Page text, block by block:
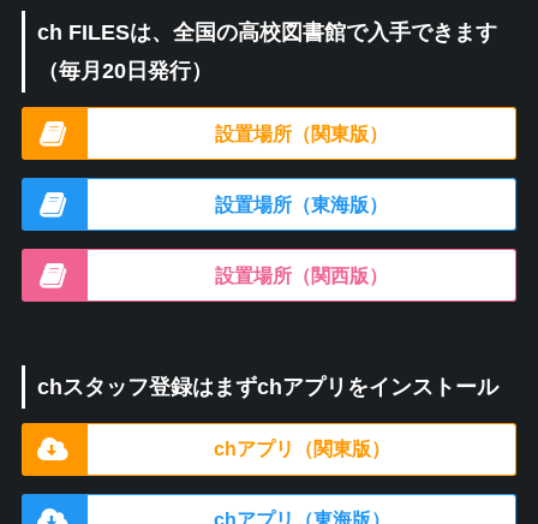
ch FILESは、全国の高校図書館で入手できます
（毎月20日発行）
設置場所（関東版）
設置場所（東海版）
設置場所（関西版）
chスタッフ登録はまずchアプリをインストール
chアプリ（関東版）